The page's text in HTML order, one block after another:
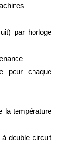
par horloge
pour chaque
la température
à double circuit